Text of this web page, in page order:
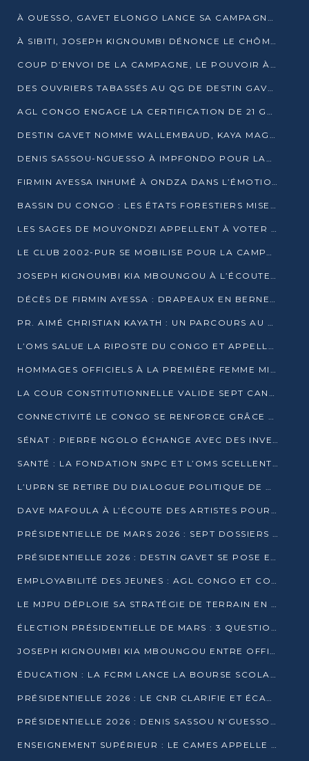
À OUESSO, GAVET ELONGO LANCE SA CAMPAGNE SOUS LE SIGNE DU RENOUVEAU
À SIBITI, JOSEPH KIGNOUMBI DÉNONCE LE CHÔMAGE ET LES DÉFAILLANCES DE L’ÉTAT
COUP D’ENVOI DE LA CAMPAGNE, LE POUVOIR À POINTE-NOIRE, L’OPPOSITION À OUESSO ET SIBITI
DES OUVRIERS TABASSÉS AU QG DE DESTIN GAVET À 24 HEURES DE L’OUVERTURE DE LA CAMPAGNE
AGL CONGO ENGAGE LA CERTIFICATION DE 21 GRUTIERS AUX NORMES INTERNATIONALES
DESTIN GAVET NOMME WALLEMBAUD, KAYA MAGANE, BOUDZIKA ET MBOUSSA-ELLAH AUX COMMANDES DE SA CAMPAGNE
DENIS SASSOU-NGUESSO À IMPFONDO POUR LANCER LE CORRIDOR 13
FIRMIN AYESSA INHUMÉ À ONDZA DANS L’ÉMOTION ET LE RECUEILLEMENT
BASSIN DU CONGO : LES ÉTATS FORESTIERS MISENT SUR LES MARCHÉS CARBONE
LES SAGES DE MOUYONDZI APPELLENT À VOTER DENIS SASSOU-NGUESSO
LE CLUB 2002-PUR SE MOBILISE POUR LA CAMPAGNE
JOSEPH KIGNOUMBI KIA MBOUNGOU À L’ÉCOUTE DE TALANGAÏ
DÉCÈS DE FIRMIN AYESSA : DRAPEAUX EN BERNE LUNDI
PR. AIMÉ CHRISTIAN KAYATH : UN PARCOURS AU SERVICE DE LA RECHERCHE ET DE L’INNOVATION
L’OMS SALUE LA RIPOSTE DU CONGO ET APPELLE À DES RÉFORMES DURABLES
HOMMAGES OFFICIELS À LA PREMIÈRE FEMME MINISTRE DU CONGO
LA COUR CONSTITUTIONNELLE VALIDE SEPT CANDIDATURES POUR LA PRÉSIDENTIELLE
CONNECTIVITÉ LE CONGO SE RENFORCE GRÂCE AU CÂBLE 2AFRICA
SÉNAT : PIERRE NGOLO ÉCHANGE AVEC DES INVESTISSEURS DU NUMÉRIQUE
SANTÉ : LA FONDATION SNPC ET L’OMS SCELLENT UN PARTENARIAT STRATÉGIQUE DE TROIS ANS
L’UPRN SE RETIRE DU DIALOGUE POLITIQUE DE DJAMBALA : TENSIONS DANS LE PRÉ-ÉLECTORAL CONGOLAIS
DAVE MAFOULA À L’ÉCOUTE DES ARTISTES POUR REDÉFINIR SA POLITIQUE CULTURELLE
PRÉSIDENTIELLE DE MARS 2026 : SEPT DOSSIERS DE CANDIDATURE ENREGISTRÉS À LA CLÔTURE DES DÉPÔTS
PRÉSIDENTIELLE 2026 : DESTIN GAVET SE POSE EN CANDIDAT DU « RAS-LE-BOL »
EMPLOYABILITÉ DES JEUNES : AGL CONGO ET CONGO TERMINAL S’ALLIENT À UCAC-ICAM
LE MJPU DÉPLOIE SA STRATÉGIE DE TERRAIN EN FAVEUR DE DSN
ÉLECTION PRÉSIDENTIELLE DE MARS : 3 QUESTIONS À UN EXPERT CONGOLAIS DE LA CYBERSÉCURITÉ
JOSEPH KIGNOUMBI KIA MBOUNGOU ENTRE OFFICIELLEMENT EN COURSE POUR LA PRÉSIDENTIELLE
ÉDUCATION : LA FCRM LANCE LA BOURSE SCOLAIRE FRANCINE-NTOUMI POUR PROMOUVOIR LES FILIÈRES SCIENTIFIQUES
PRÉSIDENTIELLE 2026 : LE CNR CLARIFIE ET ÉCARTE LA CANDIDATURE DU PASTEUR NTUMI
PRÉSIDENTIELLE 2026 : DENIS SASSOU N’GUESSO ANNONCE OFFICIELLEMENT SA CANDIDATURE
ENSEIGNEMENT SUPÉRIEUR : LE CAMES APPELLE À UNE UNIVERSITÉ AFRICAINE AXÉE SUR L’EMPLOYABILITÉ